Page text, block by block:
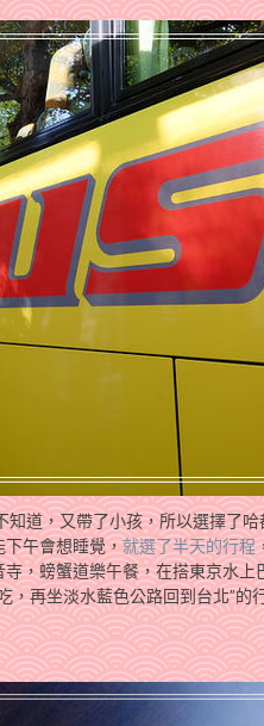
道，又帶了小孩，所以選擇了
午會想睡覺，就選了半天的行程
，螃蟹道樂午餐，在搭東京水
，再坐淡水藍色公路回到台北”